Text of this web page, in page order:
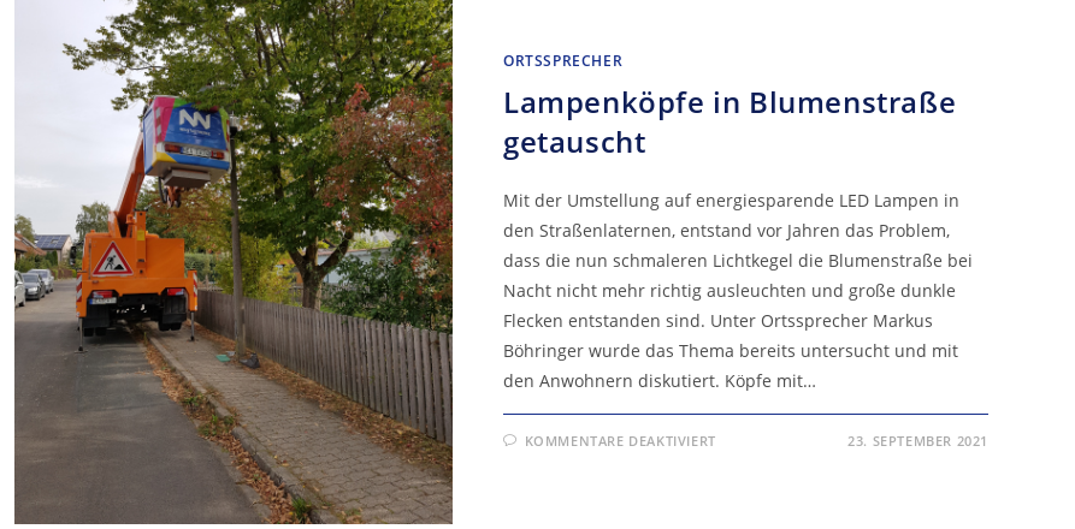
ORTSSPRECHER
Lampenköpfe in Blumenstraße
getauscht
Mit der Umstellung auf energiesparende LED Lampen in
den Straßenlaternen, entstand vor Jahren das Problem,
dass die nun schmaleren Lichtkegel die Blumenstraße bei
Nacht nicht mehr richtig ausleuchten und große dunkle
Flecken entstanden sind. Unter Ortssprecher Markus
Böhringer wurde das Thema bereits untersucht und mit
den Anwohnern diskutiert. Köpfe mit…
KOMMENTARE DEAKTIVIERTFÜR 23. SEPTEMBER 2021